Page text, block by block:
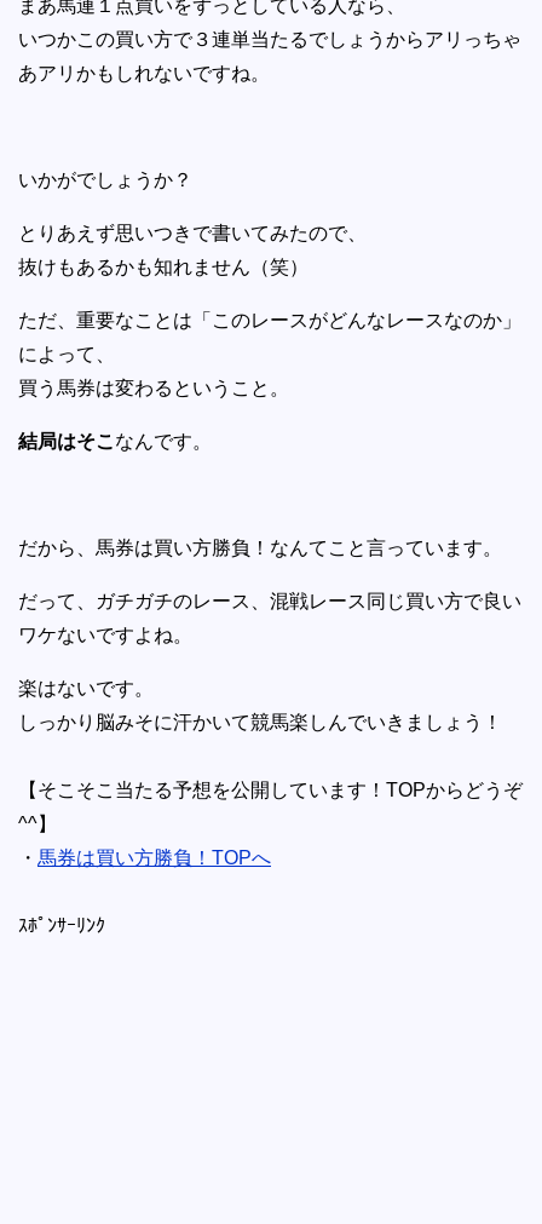
まあ馬連１点買いをずっとしている人なら、
いつかこの買い方で３連単当たるでしょうからアリっちゃ
あアリかもしれないですね。
いかがでしょうか？
とりあえず思いつきで書いてみたので、
抜けもあるかも知れません（笑）
ただ、重要なことは「このレースがどんなレースなのか」
によって、
買う馬券は変わるということ。
結局はそこ なんです。
だから、馬券は買い方勝負！なんてこと言っています。
だって、ガチガチのレース、混戦レース同じ買い方で良い
ワケないですよね。
楽はないです。
しっかり脳みそに汗かいて競馬楽しんでいきましょう！
【そこそこ当たる予想を公開しています！TOPからどうぞ
^^】
・ 馬券は買い方勝負！TOPへ
ｽﾎﾟﾝｻｰﾘﾝｸ